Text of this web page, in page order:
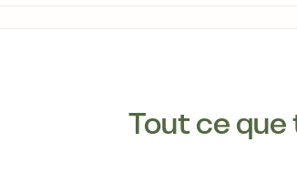
Tout ce que